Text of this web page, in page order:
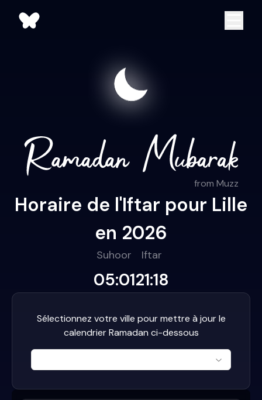
from Muzz
Horaire de l'Iftar pour Lille
en 2026
Suhoor
05:01
Iftar
21:18
Sélectionnez votre ville pour mettre à jour le
calendrier Ramadan ci-dessous